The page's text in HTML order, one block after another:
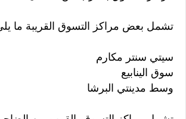
تشمل بعض مراكز التسوق القريبة ما
سيتي سنتر مكارم
سوق الينابيع
وسط مدينتي البرشا